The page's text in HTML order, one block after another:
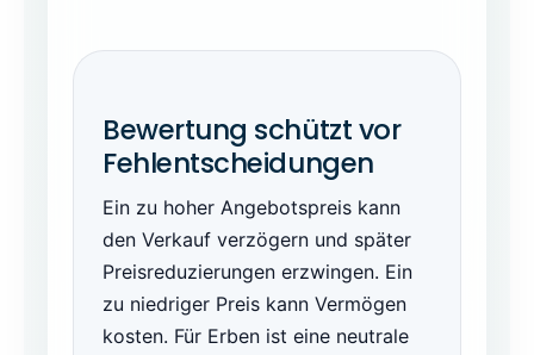
Bewertung schützt vor
Fehlentscheidungen
Ein zu hoher Angebotspreis kann
den Verkauf verzögern und später
Preisreduzierungen erzwingen. Ein
zu niedriger Preis kann Vermögen
kosten. Für Erben ist eine neutrale